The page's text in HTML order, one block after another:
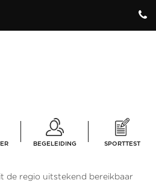
BEGELEIDING SPORTTEST
de regio uitstekend bereikbaar